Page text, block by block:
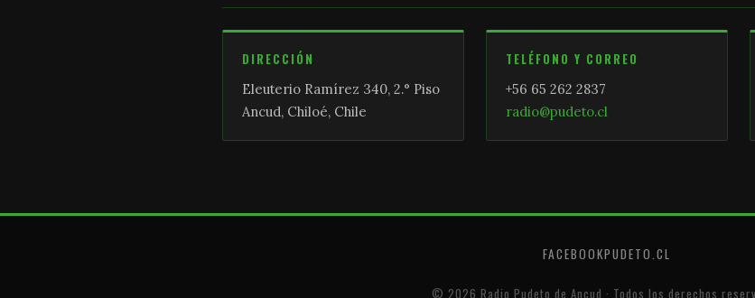
DIRECCIÓN
Eleuterio Ramírez 340, 2.° Piso
Ancud, Chiloé, Chile
TELÉFONO Y CORREO
+56 65 262 2837
radio@pudeto.cl
FACEBOOKPUDETO.CL
© 2026 Radio Pudeto de Ancud · Todos los derechos